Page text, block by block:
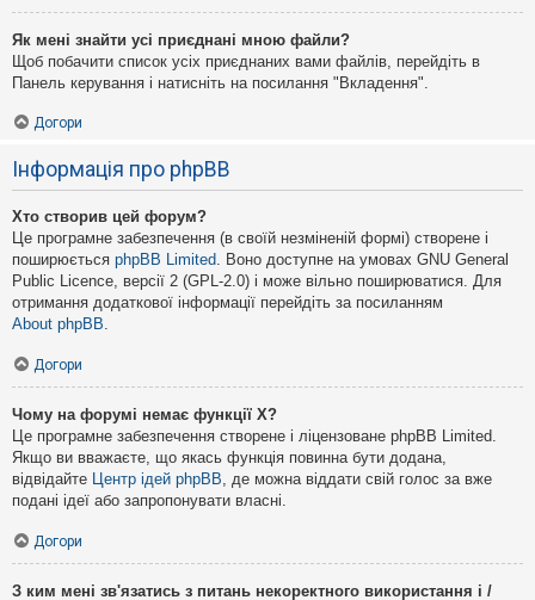
Як мені знайти усі приєднані мною файли?
Щоб побачити список усіх приєднаних вами файлів, перейдіть в
Панель керування і натисніть на посилання "Вкладення".
Догори
Інформація про phpBB
Хто створив цей форум?
Це програмне забезпечення (в своїй незміненій формі) створене і
поширюється phpBB Limited. Воно доступне на умовах GNU General
Public Licence, версії 2 (GPL-2.0) і може вільно поширюватися. Для
отримання додаткової інформації перейдіть за посиланням
About phpBB.
Догори
Чому на форумі немає функції X?
Це програмне забезпечення створене і ліцензоване phpBB Limited.
Якщо ви вважаєте, що якась функція повинна бути додана,
відвідайте Центр ідей phpBB, де можна віддати свій голос за вже
подані ідеї або запропонувати власні.
Догори
З ким мені зв'язатись з питань некоректного використання і /